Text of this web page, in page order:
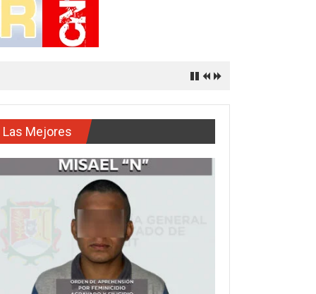
Las Mejores